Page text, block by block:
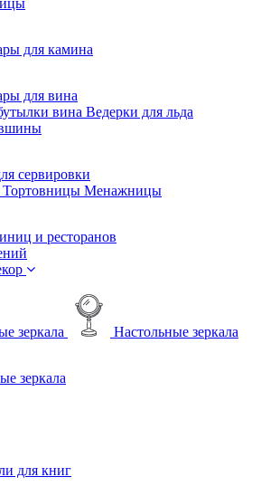
для камина
для вина
вина Ведерки для льда
сервировки
Тортовницы Менажницы
и ресторанов
зеркала Настольные зеркала
зеркала
для книг